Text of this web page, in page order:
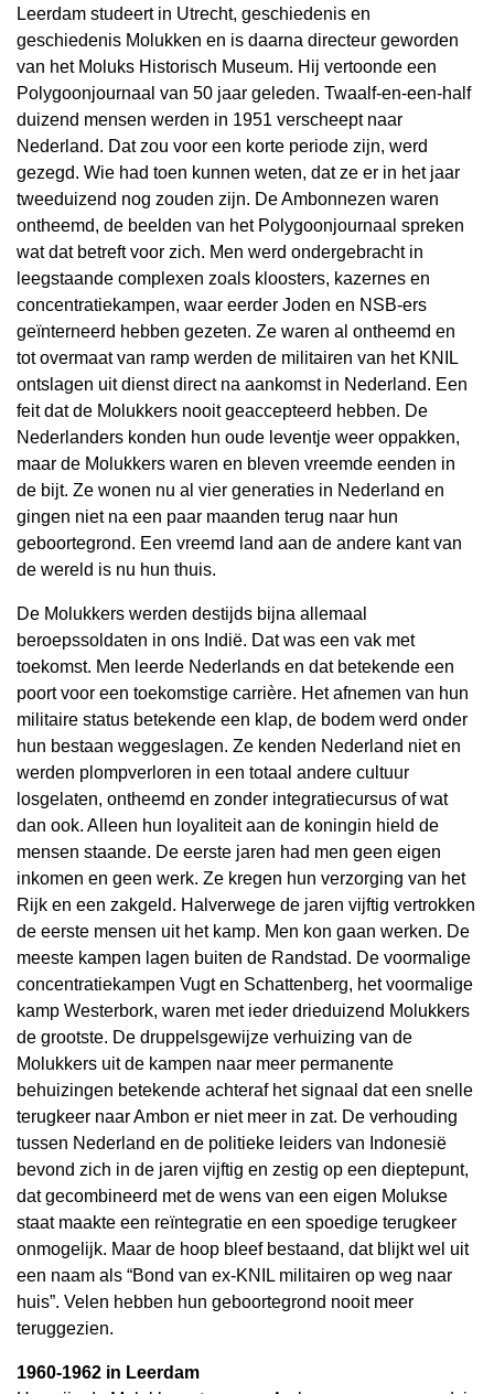
Leerdam studeert in Utrecht, geschiedenis en
geschiedenis Molukken en is daarna directeur geworden
van het Moluks Historisch Museum. Hij vertoonde een
Polygoonjournaal van 50 jaar geleden. Twaalf-en-een-half
duizend mensen werden in 1951 verscheept naar
Nederland. Dat zou voor een korte periode zijn, werd
gezegd. Wie had toen kunnen weten, dat ze er in het jaar
tweeduizend nog zouden zijn. De Ambonnezen waren
ontheemd, de beelden van het Polygoonjournaal spreken
wat dat betreft voor zich. Men werd ondergebracht in
leegstaande complexen zoals kloosters, kazernes en
concentratiekampen, waar eerder Joden en NSB-ers
geïnterneerd hebben gezeten. Ze waren al ontheemd en
tot overmaat van ramp werden de militairen van het KNIL
ontslagen uit dienst direct na aankomst in Nederland. Een
feit dat de Molukkers nooit geaccepteerd hebben. De
Nederlanders konden hun oude leventje weer oppakken,
maar de Molukkers waren en bleven vreemde eenden in
de bijt. Ze wonen nu al vier generaties in Nederland en
gingen niet na een paar maanden terug naar hun
geboortegrond. Een vreemd land aan de andere kant van
de wereld is nu hun thuis.
De Molukkers werden destijds bijna allemaal
beroepssoldaten in ons Indië. Dat was een vak met
toekomst. Men leerde Nederlands en dat betekende een
poort voor een toekomstige carrière. Het afnemen van hun
militaire status betekende een klap, de bodem werd onder
hun bestaan weggeslagen. Ze kenden Nederland niet en
werden plompverloren in een totaal andere cultuur
losgelaten, ontheemd en zonder integratiecursus of wat
dan ook. Alleen hun loyaliteit aan de koningin hield de
mensen staande. De eerste jaren had men geen eigen
inkomen en geen werk. Ze kregen hun verzorging van het
Rijk en een zakgeld. Halverwege de jaren vijftig vertrokken
de eerste mensen uit het kamp. Men kon gaan werken. De
meeste kampen lagen buiten de Randstad. De voormalige
concentratiekampen Vugt en Schattenberg, het voormalige
kamp Westerbork, waren met ieder drieduizend Molukkers
de grootste. De druppelsgewijze verhuizing van de
Molukkers uit de kampen naar meer permanente
behuizingen betekende achteraf het signaal dat een snelle
terugkeer naar Ambon er niet meer in zat. De verhouding
tussen Nederland en de politieke leiders van Indonesië
bevond zich in de jaren vijftig en zestig op een dieptepunt,
dat gecombineerd met de wens van een eigen Molukse
staat maakte een reïntegratie en een spoedige terugkeer
onmogelijk. Maar de hoop bleef bestaand, dat blijkt wel uit
een naam als “Bond van ex-KNIL militairen op weg naar
huis”. Velen hebben hun geboortegrond nooit meer
teruggezien.
1960-1962 in Leerdam